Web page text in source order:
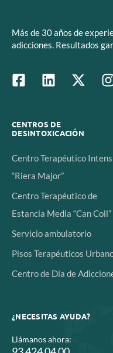
Más de 30 años de
adicciones. Resultados
CENTROS DE
DESINTOXICACIÓN
Centro Terapéutico
“Riera Major”
Centro Terapéutico de
Estancia Media “Can Coll”
Servicio ambulatorio
Pisos Terapéuticos
Centro de Día de
¿NECESITAS AYUDA?
Llámanos ahora: